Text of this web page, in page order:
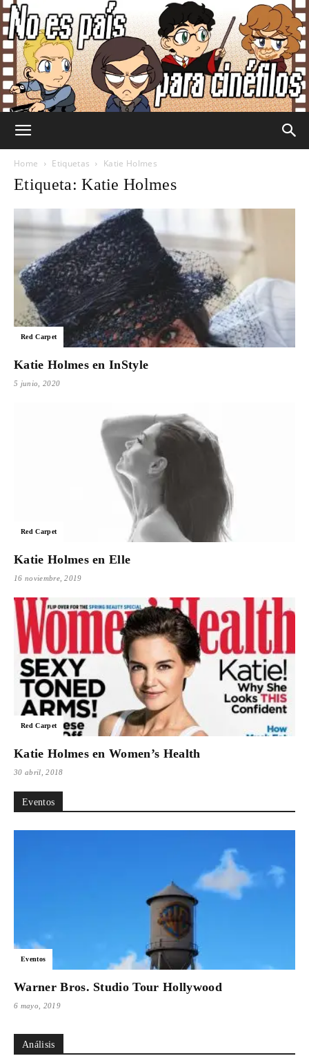
Para
Home Etiquetas Katie Holmes
Etiqueta: Katie Holmes
Red Carpet
Katie Holmes en InStyle
5 junio, 2020
Red Carpet
Katie Holmes en Elle
16 noviembre, 2019
Red Carpet
Katie Holmes en Women’s Health
30 abril, 2018
Eventos
Eventos
Warner Bros. Studio Tour Hollywood
6 mayo, 2019
Análisis